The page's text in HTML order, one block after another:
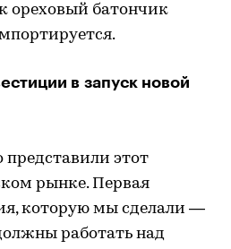
ореховый батончик
в запуск новой
этот
рынке. Первая
которую мы сделали —
работать над